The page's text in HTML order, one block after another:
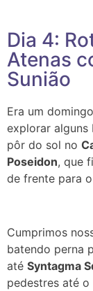
Dia 4:
Atenas
Sunião
Era um
explorar alguns
pôr do sol no
Poseidon, que
de frente para
Cumprimos
batendo perna
até Syntagma
pedestres até